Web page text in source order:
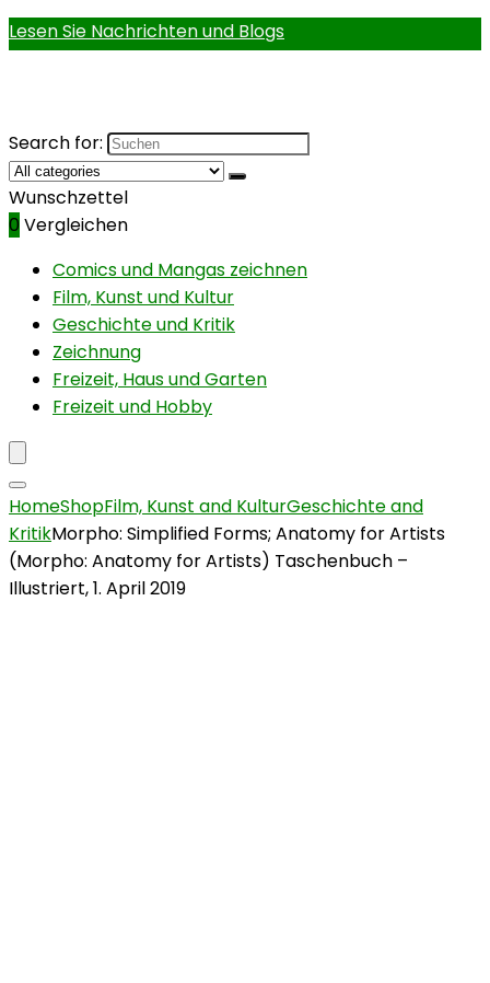
Lesen Sie Nachrichten und Blogs
Search for:
Wunschzettel
0 Vergleichen
Comics und Mangas zeichnen
Film, Kunst und Kultur
Geschichte und Kritik
Zeichnung
Freizeit, Haus und Garten
Freizeit und Hobby
HomeShopFilm, Kunst and KulturGeschichte and
KritikMorpho: Simplified Forms; Anatomy for Artists
(Morpho: Anatomy for Artists) Taschenbuch –
Illustriert, 1. April 2019